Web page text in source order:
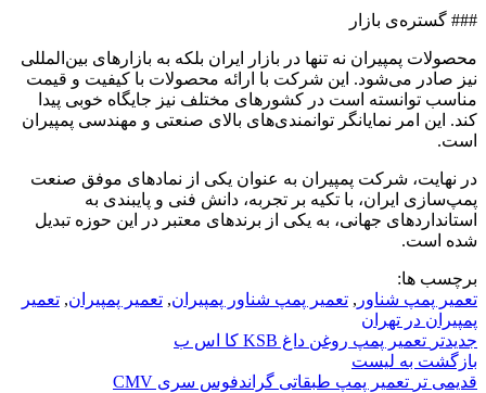
### گستره‌ی بازار
محصولات پمپیران نه تنها در بازار ایران بلکه به بازارهای بین‌المللی
نیز صادر می‌شود. این شرکت با ارائه محصولات با کیفیت و قیمت
مناسب توانسته است در کشورهای مختلف نیز جایگاه خوبی پیدا
کند. این امر نمایانگر توانمندی‌های بالای صنعتی و مهندسی پمپیران
است.
در نهایت، شرکت پمپیران به عنوان یکی از نمادهای موفق صنعت
پمپ‌سازی ایران، با تکیه بر تجربه، دانش فنی و پایبندی به
استانداردهای جهانی، به یکی از برندهای معتبر در این حوزه تبدیل
شده است.
برچسب ها:
تعمیر پمپ شناور , تعمیر پمپ شناور پمپیران, تعمیر پمپیران, تعمیر
پمپیران در تهران
جدیدتر تعمیر پمپ روغن داغ KSB کا اس ب
بازگشت به لیست
قدیمی تر تعمیر پمپ طبقاتی گراندفوس سری CMV